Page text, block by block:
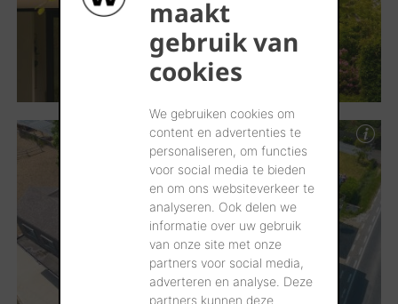
maakt
gebruik van
cookies
We gebruiken cookies om
content en advertenties te
personaliseren, om functies
voor social media te bieden
en om ons websiteverkeer te
analyseren. Ook delen we
informatie over uw gebruik
van onze site met onze
partners voor social media,
adverteren en analyse. Deze
partners kunnen deze